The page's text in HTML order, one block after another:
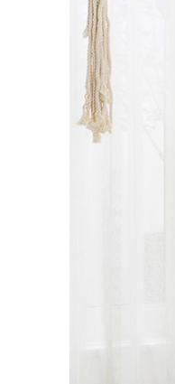
ダでつまみます
りとした印象に
シックなつまみ
2倍ヒダ